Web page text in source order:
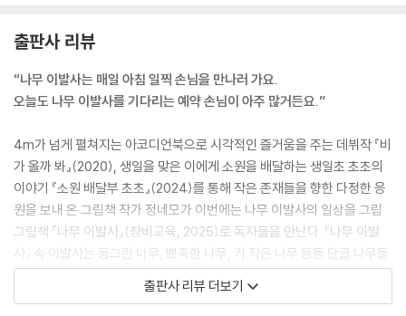
출판사 리뷰
“나무 이발사는 매일 아침 일찍 손님을 만나러 가요.
오늘도 나무 이발사를 기다리는 예약 손님이 아주 많거든요.”
4m가 넘게 펼쳐지는 아코디언북으로 시각적인 즐거움을 주는 데뷔작 『비
가 올까 봐』(2020), 생일을 맞은 이에게 소원을 배달하는 생일초 초초의
이야기 『소원 배달부 초초』(2024)를 통해 작은 존재들을 향한 다정한 응
원을 보내 온 그림책 작가 정네모가 이번에는 나무 이발사의 일상을 그림
그림책 『나무 이발사』(창비교육, 2025)로 독자들을 만난다. 『나무 이발
사』 속 이발사는 동그란 나무, 뾰족한 나무, 키 작은 나무 등등 단골 나무들
의 헤어스타일 고민을 해결하며 눈코 뜰 새 없이 바쁜 하루를 보낸다. 그런
데 새로운 헤어스타일을 마음에 들어 하지 않는 손님이 등장하며 나무 헤
출판사 리뷰 더보기